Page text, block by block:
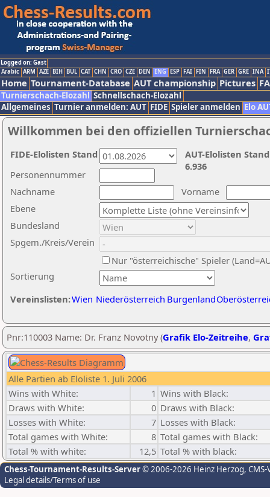
Logged on: Gast
Arabic ARM AZE BIH BUL CAT CHN CRO CZE DEN ENG ESP FAI FIN FRA GER GRE INA
Home Tournament-Database AUT championship Pictures
Turnierschach-Elozahl Schnellschach-Elozahl
Allgemeines Turnier anmelden: AUT FIDE Spieler anmelden Elo
Willkommen bei den offiziellen
Nachname
Vorname
Ebene
Sortierung
Personennummer
Bundesland
Spgem./Kreis/Verein
Nur "österreichische" Spieler
Vereinslisten:Wien Niederösterreich Burgenland
AUT-Elolisten
6.936
FIDE-Elolisten Stand
Pnr:110003 Name: Dr. Franz Novotny (Grafik Elo-Zeitreihe,
Alle Partien ab Eloliste 1. Juli 2006
Wins with White:
1 Wins with Black:
Draws with White:
0 Draws with Black:
Losses with White:
7 Losses with Black:
Total games with White:
8 Total games with Black:
Total % with white:
12,5 Total % with black:
Chess-Tournament-Results-Server© 2006-2026 Heinz Herzog,
Legal details/Terms of use